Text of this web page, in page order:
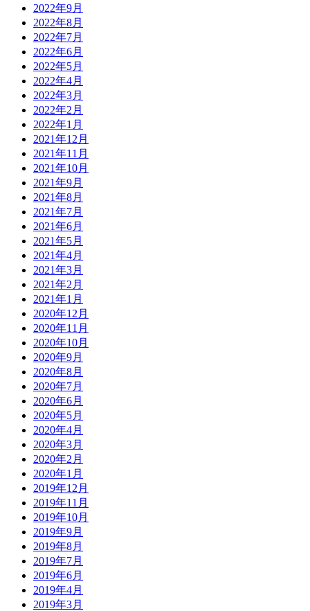
2022年9月
2022年8月
2022年7月
2022年6月
2022年5月
2022年4月
2022年3月
2022年2月
2022年1月
2021年12月
2021年11月
2021年10月
2021年9月
2021年8月
2021年7月
2021年6月
2021年5月
2021年4月
2021年3月
2021年2月
2021年1月
2020年12月
2020年11月
2020年10月
2020年9月
2020年8月
2020年7月
2020年6月
2020年5月
2020年4月
2020年3月
2020年2月
2020年1月
2019年12月
2019年11月
2019年10月
2019年9月
2019年8月
2019年7月
2019年6月
2019年4月
2019年3月